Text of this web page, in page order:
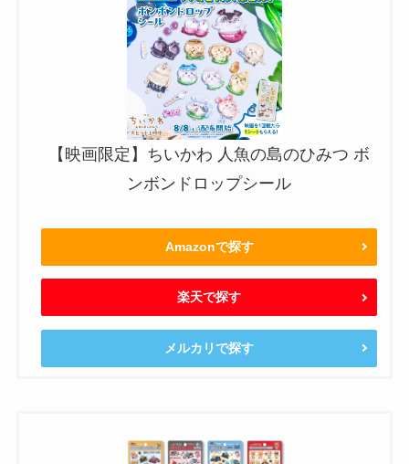
【映画限定】ちいかわ 人魚の島のひみつ ボ
ンボンドロップシール
Amazonで探す
楽天で探す
メルカリで探す